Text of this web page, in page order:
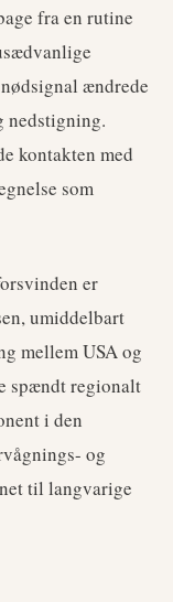
fra en rutine
ændrede
nedstigning.
kontakten med
som
er
umiddelbart
mellem USA og
spændt regionalt
i den
og
til langvarige